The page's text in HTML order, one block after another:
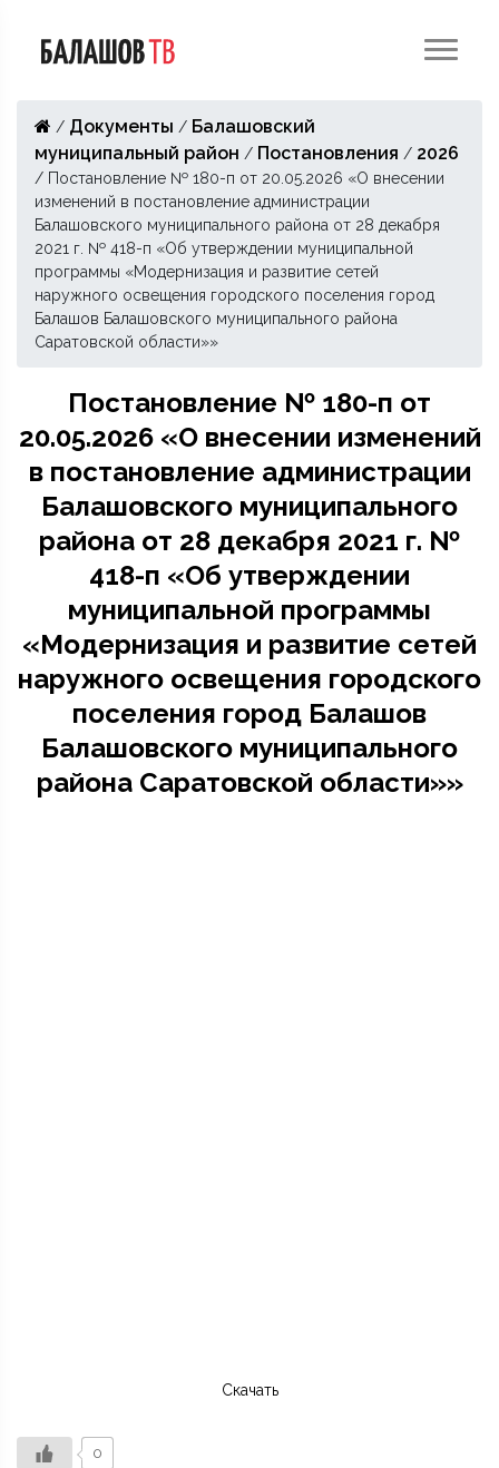
/ Документы / Балашовский
муниципальный район / Постановления / 2026
/ Постановление № 180-п от 20.05.2026 «О внесении
изменений в постановление администрации
Балашовского муниципального района от 28 декабря
2021 г. № 418-п «Об утверждении муниципальной
программы «Модернизация и развитие сетей
наружного освещения городского поселения город
Балашов Балашовского муниципального района
Саратовской области»»
Постановление № 180-п от
20.05.2026 «О внесении изменений
в постановление администрации
Балашовского муниципального
района от 28 декабря 2021 г. №
418-п «Об утверждении
муниципальной программы
«Модернизация и развитие сетей
наружного освещения городского
поселения город Балашов
Балашовского муниципального
района Саратовской области»»
Скачать
0